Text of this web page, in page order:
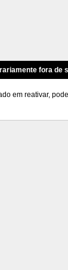
fora de
em reativar, pode